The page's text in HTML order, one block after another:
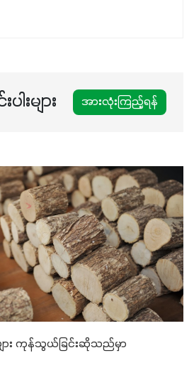
းများ အားလုံးကြည့်ရန်
ကုန်သွယ်ခြင်းဆိုသည်မှာ